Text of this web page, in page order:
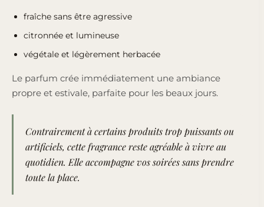
fraîche sans être agressive
citronnée et lumineuse
végétale et légèrement herbacée
Le parfum crée immédiatement une ambiance
propre et estivale, parfaite pour les beaux jours.
Contrairement à certains produits trop puissants ou
artificiels, cette fragrance reste agréable à vivre au
quotidien. Elle accompagne vos soirées sans prendre
toute la place.